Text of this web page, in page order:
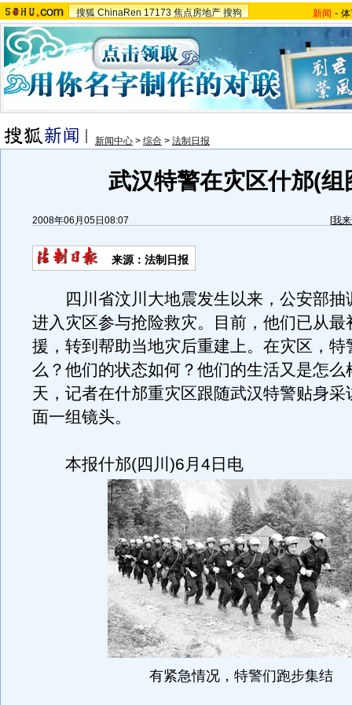
搜狐 ChinaRen 17173 焦点房地产 搜狗 新闻 -
新闻中心 > 综合 > 法制日报
武汉特警在灾区什邡(组
2008年06月05日08:07 [我
来源：法制日报
四川省汶川大地震发生以来，公安部抽
进入灾区参与抢险救灾。目前，他们已从最
援，转到帮助当地灾后重建上。在灾区，特
么？他们的状态如何？他们的生活又是怎么
天，记者在什邡重灾区跟随武汉特警贴身采
面一组镜头。
本报什邡(四川)6月4日电
有紧急情况，特警们跑步集结